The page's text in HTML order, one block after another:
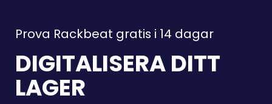
Prova Rackbeat gratis i 14 dagar
DIGITALISERA DITT
LAGER